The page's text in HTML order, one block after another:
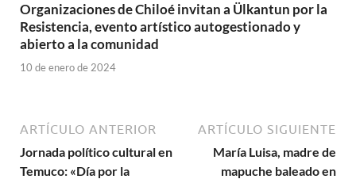
Organizaciones de Chiloé invitan a Ülkantun por la
Resistencia, evento artístico autogestionado y
abierto a la comunidad
10 de enero de 2024
ARTÍCULO ANTERIOR
Jornada político cultural en
Temuco: «Día por la
ARTÍCULO SIGUIENTE
María Luisa, madre de
mapuche baleado en